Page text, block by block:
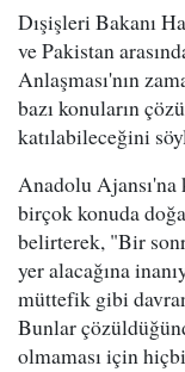
Dışişleri Bakanı
ve Pakistan
Anlaşması'nın
bazı konuların
katılabileceğini
Anadolu Ajansı'na
birçok konuda
belirterek, "Bir
yer alacağına
müttefik gibi
Bunlar
olmaması için